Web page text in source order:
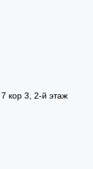
кор 3, 2-й этаж